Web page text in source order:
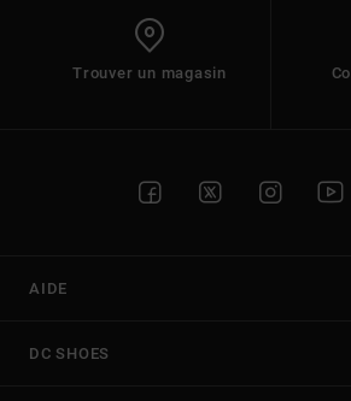
Trouver un magasin
AIDE
DC SHOES